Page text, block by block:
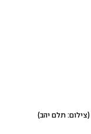
(צילום: תלם יהב)